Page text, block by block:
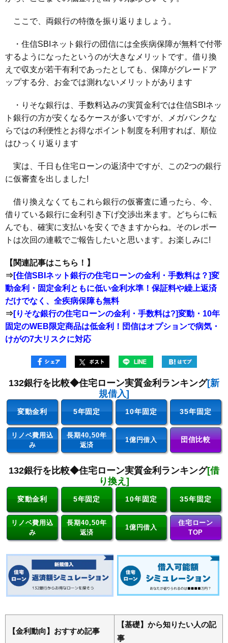
ここで、両銀行の特徴を振り返りましょう。
・住信SBIネット銀行の団信には全疾病保障が無料で付帯
するようになったというのが大きなメリットです。借り換
えで収支が若干有利であったとしても、保障がグレードア
ップする分、お金では測れないメリットがあります
・りそな銀行は、手数料込みの実質金利では住信SBIネッ
ト銀行の方が安くなるケースが多いですが、メガバンクな
らではの利便性とお得なポイント制度を利用すれば、順位
はひっくり返ります
実は、千日も住宅ローンの返済中ですが、この2つの銀行
に仮審査を出しました!
借り換えなくてもこれら銀行の仮審査に通ったら、今、
借りている銀行に金利引き下げ交渉出来ます。どちらに転
んでも、確実に支払いを安くできますからね。そのレポー
トは次回の連載でご報告したいと思います。お楽しみに!
【関連記事はこちら！】
⇒[住信SBIネット銀行の住宅ローンの金利・手数料は？]変
動金利・固定金利ともに低い金利水準！保証料や繰上返済
だけでなく、全疾病保障も無料
⇒[りそな銀行の住宅ローンの金利・手数料は?]変動・10年
固定のWEB限定商品は低金利！団信はオプションで病気・
けがの7大リスクに対応
132銀行を比較◆住宅ローン実質金利ランキング[新
規借入]
変動金利 5年固定 10年固定 35年固定
リノベ費用込
み
長期40,50年
返済
1億円借入 団信比較
132銀行を比較◆住宅ローン実質金利ランキング[借
り換え]
変動金利 5年固定 10年固定 35年固定
リノベ費用込
み
長期40,50年
返済
1億円借入
住宅ローン
TOP
【金利動向】おすすめ記事
【基礎】から知りたい人の記
事